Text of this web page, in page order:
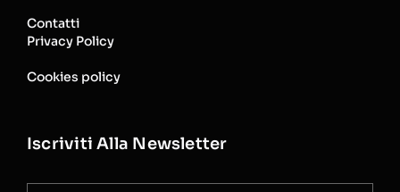
Contatti
Privacy Policy
Cookies policy
Iscriviti Alla Newsletter